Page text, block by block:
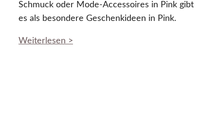
Schmuck oder Mode-Accessoires in Pink gibt
es als besondere Geschenkideen in Pink.
Weiterlesen >